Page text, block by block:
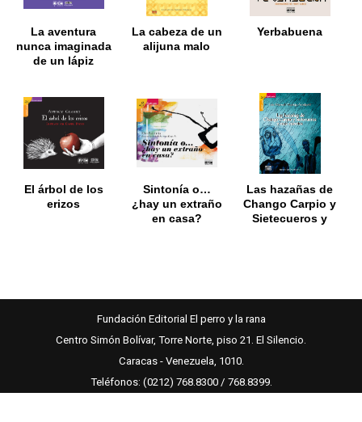
La aventura
nunca imaginada
de un lápiz
La cabeza de un
alijuna malo
Yerbabuena
El árbol de los
erizos
Sintonía o…
¿hay un extraño
en casa?
Las hazañas de
Chango Carpio y
Sietecueros y
Fundación Editorial El perro y la rana
Centro Simón Bolívar, Torre Norte, piso 21. El Silencio.
Caracas - Venezuela, 1010.
Teléfonos: (0212) 768.8300 / 768.8399.